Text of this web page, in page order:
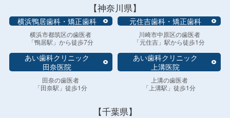
【神奈川県】
横浜鴨居歯科・矯正歯科
横浜市都筑区の歯医者
「鴨居駅」から徒歩7分
元住吉歯科・矯正歯科
川崎市中原区の歯医者
「元住吉」駅から徒歩1分
あい歯科クリニック
田奈医院
田奈の歯医者
「田奈駅」徒歩1分
あい歯科クリニック
上溝医院
上溝の歯医者
「上溝駅」徒歩1分
【千葉県】